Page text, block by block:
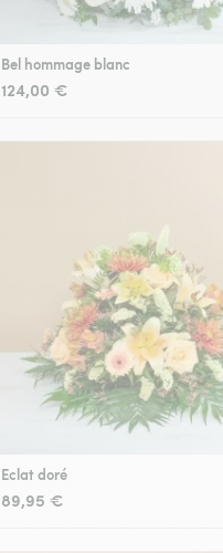
Bel hommage blanc
124,00 €
Eclat doré
89,95 €